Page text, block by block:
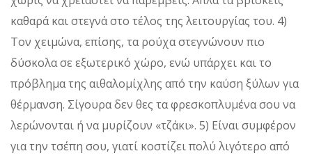
καθαρά και στεγνά στο τέλος της λειτουργίας του. 4)
Τον χειμώνα, επίσης, τα ρούχα στεγνώνουν πιο
δύσκολα σε εξωτερικό χώρο, ενώ υπάρχει και το
πρόβλημα της αιθαλομίχλης από την καύση ξύλων για
θέρμανση. Σίγουρα δεν θες τα φρεσκοπλυμένα σου να
λερώνονται ή να μυρίζουν «τζάκι». 5) Είναι συμφέρον
για την τσέπη σου, γιατί κοστίζει πολύ λιγότερο από